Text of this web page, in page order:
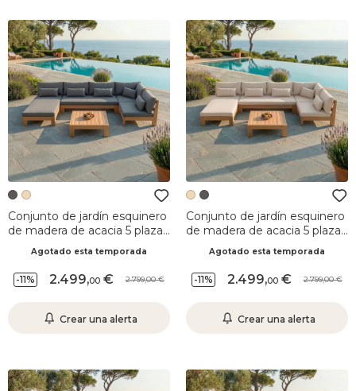
Conjunto de jardín esquinero
de madera de acacia 5 plazas
Agotado esta temporada
-11% 2.499,00 2.799,00
Crear una alerta
Conjunto de jardín esquinero
de madera de acacia 5 plazas
Agotado esta temporada
-11% 2.499,00 2.799,00
Crear una alerta